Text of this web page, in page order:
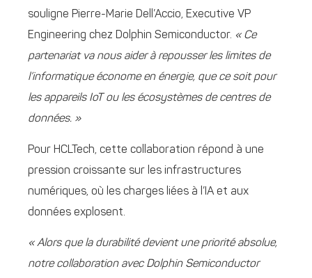
souligne Pierre-Marie Dell’Accio, Executive VP
Engineering chez Dolphin Semiconductor. « Ce
partenariat va nous aider à repousser les limites de
l’informatique économe en énergie, que ce soit pour
les appareils IoT ou les écosystèmes de centres de
données. »
Pour HCLTech, cette collaboration répond à une
pression croissante sur les infrastructures
numériques, où les charges liées à l’IA et aux
données explosent.
« Alors que la durabilité devient une priorité absolue,
notre collaboration avec Dolphin Semiconductor